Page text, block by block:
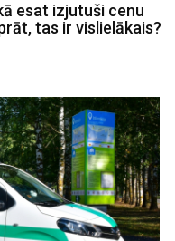
esat izjutuši cenu
tas ir vislielākais?